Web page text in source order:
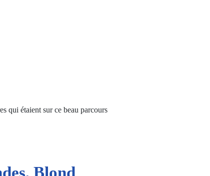
qui étaient sur ce beau parcours
Blond